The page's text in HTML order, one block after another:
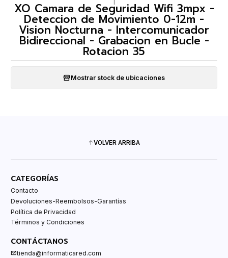
XO Camara de Seguridad Wifi 3mpx -
Deteccion de Movimiento 0-12m -
Vision Nocturna - Intercomunicador
Bidireccional - Grabacion en Bucle -
Rotacion 35
Mostrar stock de ubicaciones
VOLVER ARRIBA
CATEGORÍAS
Contacto
Devoluciones-Reembolsos-Garantías
Política de Privacidad
Términos y Condiciones
CONTÁCTANOS
tienda@informaticared.com